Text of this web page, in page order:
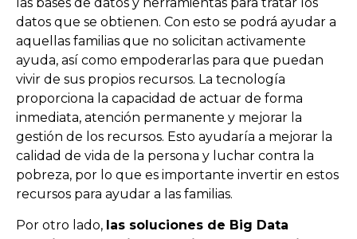
las bases de datos y herramientas para tratar los
datos que se obtienen. Con esto se pod rá ayudar a
aquell as familias que no solicitan activamente
ayuda, así como empoderarl as para que puedan
vivir de sus propios recursos. La tecnología
proporciona la capacidad de actuar de forma
inmediata, atención permanente y mejorar la
gestión de los recursos. Esto ayudaría a mejorar la
cal idad de vida de la persona y uchar contra la
pobreza, por lo que es importante invertir en estos
recursos para ayudar a las familias.
Por otro lado, las soluciones de Big Data